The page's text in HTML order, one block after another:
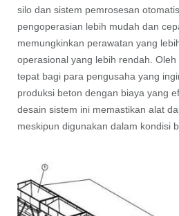
silo dan sistem pemrosesan
pengoperasian lebih mudah dan
memungkinkan perawatan yang
operasional yang lebih rendah.
tepat bagi para pengusaha yang
produksi beton dengan biaya yang
desain sistem ini memastikan alat
meskipun digunakan dalam kondisi